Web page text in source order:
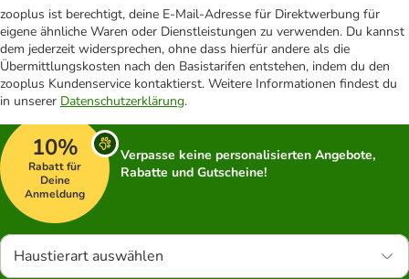
zooplus ist berechtigt, deine E-Mail-Adresse für Direktwerbung für
eigene ähnliche Waren oder Dienstleistungen zu verwenden. Du kannst
dem jederzeit widersprechen, ohne dass hierfür andere als die
Übermittlungskosten nach den Basistarifen entstehen, indem du den
zooplus Kundenservice kontaktierst. Weitere Informationen findest du
in unserer Datenschutzerklärung.
10%
Rabatt für
Deine
Anmeldung
Verpasse keine personalisierten Angebote,
Rabatte und Gutscheine!
Haustierart auswählen